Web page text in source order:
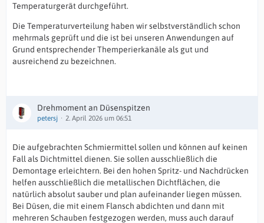
Temperaturgerät durchgeführt.
Die Temperaturverteilung haben wir selbstverständlich schon
mehrmals geprüft und die ist bei unseren Anwendungen auf
Grund entsprechender Themperierkanäle als gut und
ausreichend zu bezeichnen.
Drehmoment an Düsenspitzen
petersj 2. April 2026 um 06:51
Die aufgebrachten Schmiermittel sollen und können auf keinen
Fall als Dichtmittel dienen. Sie sollen ausschließlich die
Demontage erleichtern. Bei den hohen Spritz- und Nachdrücken
helfen ausschließlich die metallischen Dichtflächen, die
natürlich absolut sauber und plan aufeinander liegen müssen.
Bei Düsen, die mit einem Flansch abdichten und dann mit
mehreren Schauben festgezogen werden, muss auch darauf